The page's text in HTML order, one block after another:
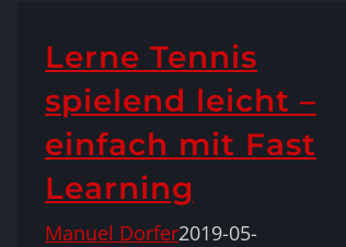
Lerne Tennis
spielend leicht –
einfach mit Fast
Learning
Manuel Dorfer2019-05-